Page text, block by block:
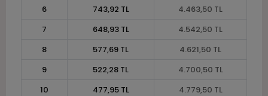
6
743,92 TL
4.463,50 TL
7
648,93 TL
4.542,50 TL
8
577,69 TL
4.621,50 TL
9
522,28 TL
4.700,50 TL
10
477,95 TL
4.779,50 TL